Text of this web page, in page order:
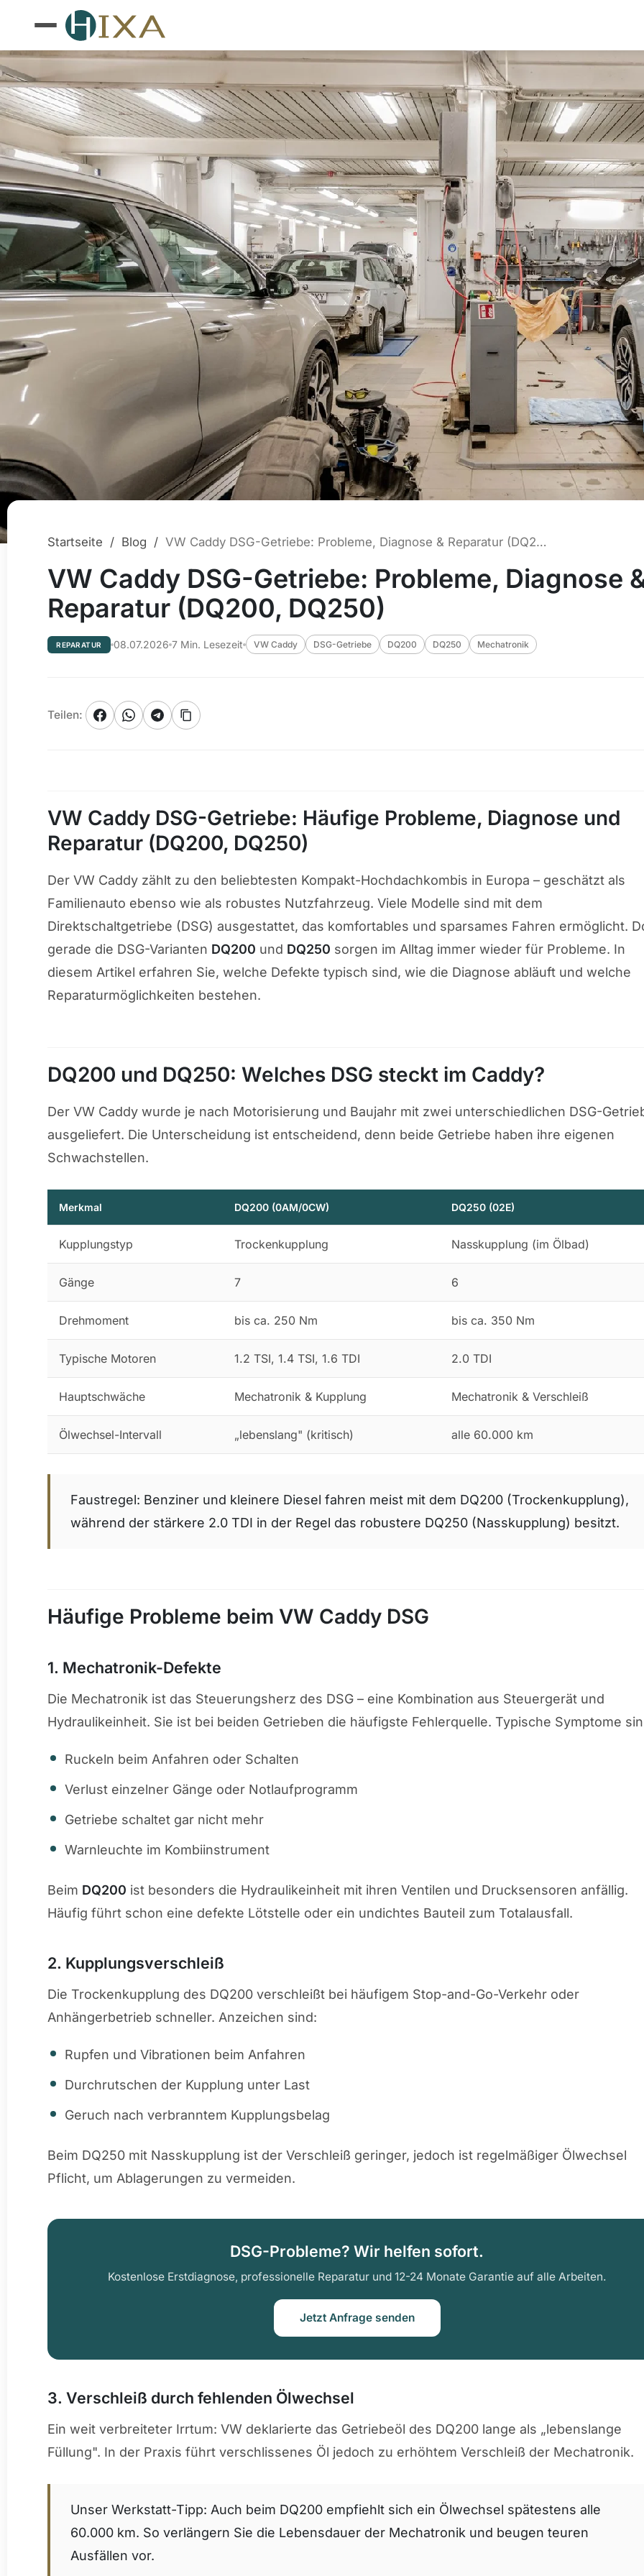
Startseite / Blog / VW Caddy DSG-Getriebe: Probleme, Diagnose & Reparatur (DQ200, DQ250)
VW Caddy DSG-Getriebe: Probleme, Diagnose
Reparatur (DQ200, DQ250)
REPARATUR 08.07.2026 7 Min. Lesezeit VW Caddy DSG-Getriebe DQ200 DQ250 Mechatronik
Teilen:
VW Caddy DSG-Getriebe: Häufige Probleme, Diagnose und
Reparatur (DQ200, DQ250)
Der VW Caddy zählt zu den beliebtesten Kompakt-Hochdachkombis in Europa – geschätzt als
Familienauto ebenso wie als robustes Nutzfahrzeug. Viele Modelle sind mit dem
Direktschaltgetriebe (DSG) ausgestattet, das komfortables und sparsames Fahren ermöglicht.
gerade die DSG-Varianten DQ200 und DQ250 sorgen im Alltag immer wieder für Probleme. In
diesem Artikel erfahren Sie, welche Defekte typisch sind, wie die Diagnose abläuft und welche
Reparaturmöglichkeiten bestehen.
DQ200 und DQ250: Welches DSG steckt im Caddy?
Der VW Caddy wurde je nach Motorisierung und Baujahr mit zwei unterschiedlichen DSG-
ausgeliefert. Die Unterscheidung ist entscheidend, denn beide Getriebe haben ihre eigenen
Schwachstellen.
Merkmal DQ200 (0AM/0CW) DQ250 (02E)
Kupplungstyp Trockenkupplung Nasskupplung (im Ölbad)
Gänge 7 6
Drehmoment bis ca. 250 Nm bis ca. 350 Nm
Typische Motoren 1.2 TSI, 1.4 TSI, 1.6 TDI 2.0 TDI
Hauptschwäche Mechatronik & Kupplung Mechatronik & Verschleiß
Ölwechsel-Intervall „lebenslang" (kritisch) alle 60.000 km
Faustregel: Benziner und kleinere Diesel fahren meist mit dem DQ200 (Trockenkupplung),
während der stärkere 2.0 TDI in der Regel das robustere DQ250 (Nasskupplung) besitzt.
Häufige Probleme beim VW Caddy DSG
1. Mechatronik-Defekte
Die Mechatronik ist das Steuerungsherz des DSG – eine Kombination aus Steuergerät und
Hydraulikeinheit. Sie ist bei beiden Getrieben die häufigste Fehlerquelle. Typische Symptome
Ruckeln beim Anfahren oder Schalten
Verlust einzelner Gänge oder Notlaufprogramm
Getriebe schaltet gar nicht mehr
Warnleuchte im Kombiinstrument
Beim DQ200 ist besonders die Hydraulikeinheit mit ihren Ventilen und Drucksensoren anfällig.
Häufig führt schon eine defekte Lötstelle oder ein undichtes Bauteil zum Totalausfall.
2. Kupplungsverschleiß
Die Trockenkupplung des DQ200 verschleißt bei häufigem Stop-and-Go-Verkehr oder
Anhängerbetrieb schneller. Anzeichen sind:
Rupfen und Vibrationen beim Anfahren
Durchrutschen der Kupplung unter Last
Geruch nach verbranntem Kupplungsbelag
Beim DQ250 mit Nasskupplung ist der Verschleiß geringer, jedoch ist regelmäßiger Ölwechsel
Pflicht, um Ablagerungen zu vermeiden.
DSG-Probleme? Wir helfen sofort.
Kostenlose Erstdiagnose, professionelle Reparatur und 12-24 Monate Garantie auf alle Arbeiten.
Jetzt Anfrage senden
3. Verschleiß durch fehlenden Ölwechsel
Ein weit verbreiteter Irrtum: VW deklarierte das Getriebeöl des DQ200 lange als „lebenslange
Füllung". In der Praxis führt verschlissenes Öl jedoch zu erhöhtem Verschleiß der Mechatronik.
Unser Werkstatt-Tipp: Auch beim DQ200 empfiehlt sich ein Ölwechsel spätestens alle
60.000 km. So verlängern Sie die Lebensdauer der Mechatronik und beugen teuren
Ausfällen vor.